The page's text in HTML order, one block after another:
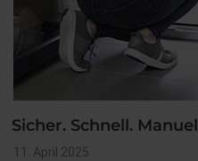
Sicher. Schnell.
Veröffentlicht
11. April 2025